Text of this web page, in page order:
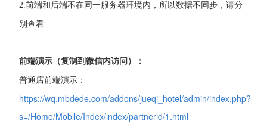
2.前端和后端不在同一服务器环境内，所以数据不同步，请分
别查看
前端演示（复制到微信内访问）：
普通店前端演示：
https://wq.mbdede.com/addons/jueqi_hotel/admin/index.php?
s=/Home/Mobile/Index/index/partnerid/1.html